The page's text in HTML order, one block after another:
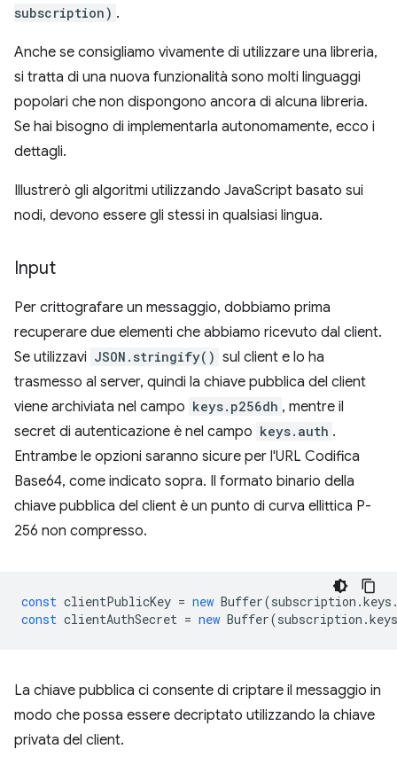
subscription) .
Anche se consigliamo vivamente di utilizzare una libreria,
si tratta di una nuova funzionalità sono molti linguaggi
popolari che non dispongono ancora di alcuna libreria.
Se hai bisogno di implementarla autonomamente, ecco i
dettagli.
Illustrerò gli algoritmi utilizzando JavaScript basato sui
nodi, devono essere gli stessi in qualsiasi lingua.
Input
Per crittografare un messaggio, dobbiamo prima
recuperare due elementi che abbiamo ricevuto dal client.
Se utilizzavi JSON.stringify() sul client e lo ha
trasmesso al server, quindi la chiave pubblica del client
viene archiviata nel campo keys.p256dh , mentre il
secret di autenticazione è nel campo keys.auth .
Entrambe le opzioni saranno sicure per l'URL Codifica
Base64, come indicato sopra. Il formato binario della
chiave pubblica del client è un punto di curva ellittica P-
256 non compresso.
const clientPublicKey = new Buffer(subscription .keys
const clientAuthSecret = new Buffer(subscription .keys
La chiave pubblica ci consente di criptare il messaggio in
modo che possa essere decriptato utilizzando la chiave
privata del client.